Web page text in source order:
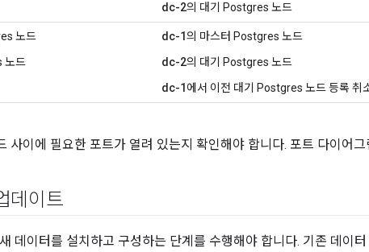
dc-2의 대기 Postgres 노드
노드
노드
dc-1의 마스터 Postgres 노드
dc-2의 대기 Postgres 노드
dc-1 에서 이전 대기 Postgres 노드 등록 취
사이에 필요한 포트가 열려 있는지 확인해야 합니다. 포트 다이어그
데이트
데이터를 설치하고 구성하는 단계를 수행해야 합니다. 기존 데이터